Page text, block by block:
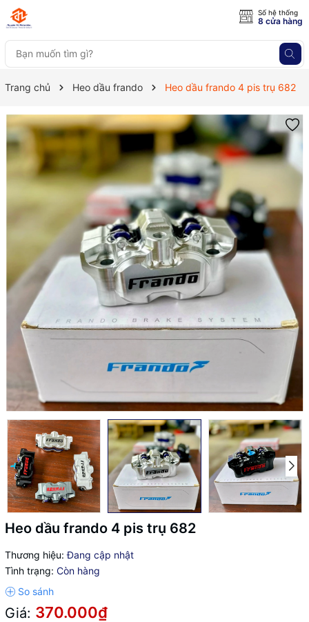
Số hệ thống
8 cửa hàng
Trang chủ Heo dầu frando Heo dầu frando 4 pis trụ 682
Heo dầu frando 4 pis trụ 682
Thương hiệu: Đang cập nhật
Tình trạng: Còn hàng
Giá: 370.000₫